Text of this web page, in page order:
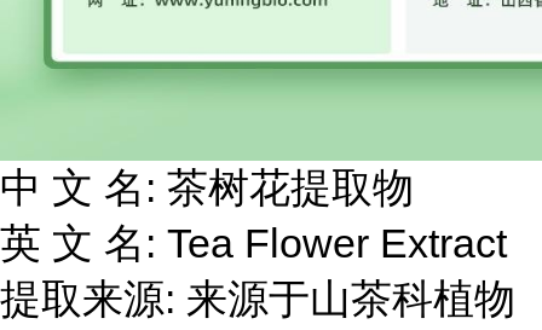
中 文 名: 茶树花提取物
英 文 名: Tea Flower Extract
提取来源: 来源于山茶科植物